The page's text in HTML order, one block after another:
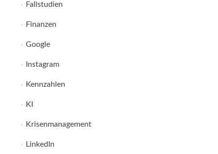
Fallstudien
Finanzen
Google
Instagram
Kennzahlen
KI
Krisenmanagement
LinkedIn